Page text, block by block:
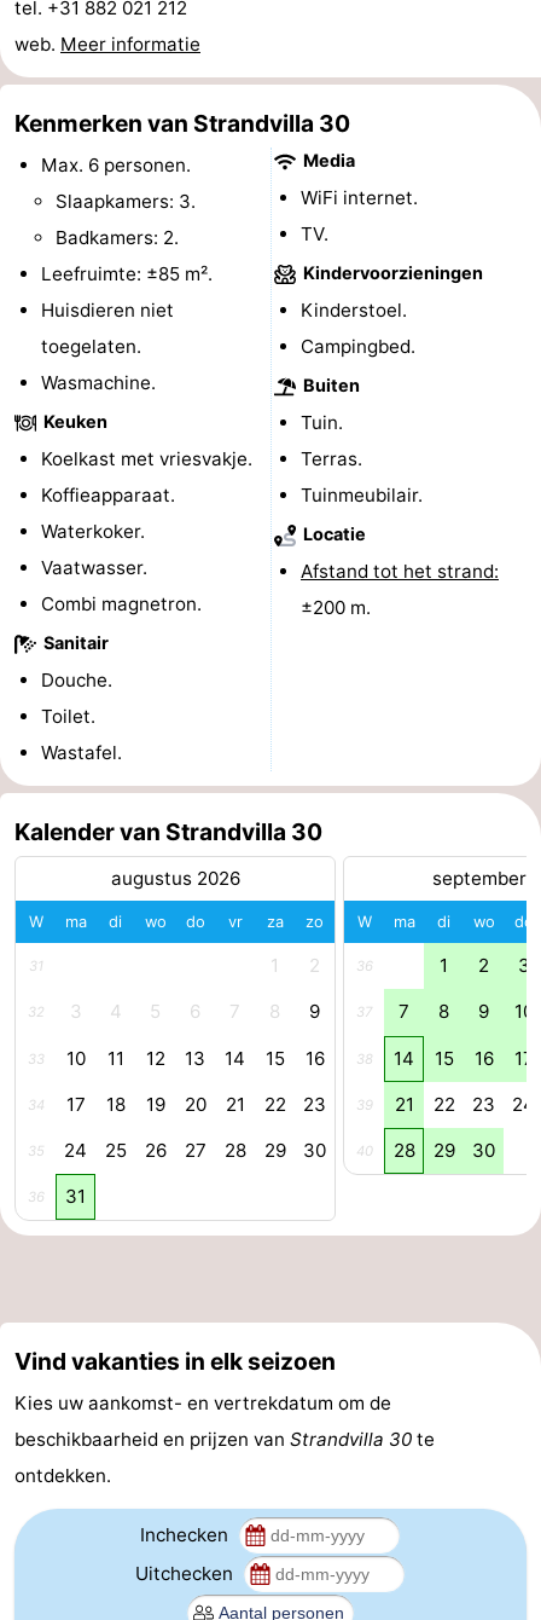
Holland
-
Natuur
Hollands
Duin
Noordwijk
Katwijk
-
Scheveningen
Den
-
Rockanje
Zeeland
Duiveland
-
Bruinisse
-
Natuur
Oosterschelde
-
Burgh
Haamstede
Natuur
Kop
Walcheren
Oranjezon
Oostkapelle
Natuur
Mantelingen
-
Zoutelande
-
Vlissingen
-
Contact
tel. +31 882 021 212
web. Meer informatie
Kenmerken van Strandvilla 30
Max. 6 personen.
Slaapkamers: 3.
Badkamers: 2.
Leefruimte: ±85 m².
Huisdieren niet
toegelaten.
Wasmachine.
Keuken
Koelkast met vriesvakje.
Koffieapparaat.
Waterkoker.
Vaatwasser.
Combi magnetron.
Sanitair
Douche.
Toilet.
Wastafel.
Media
WiFi internet.
TV.
Kindervoorzieningen
Kinderstoel.
Campingbed.
Buiten
Tuin.
Terras.
Tuinmeubilair.
Locatie
Afstand tot het strand:
±200 m.
Kalender van Strandvilla 30
augustus 2026
W ma di wo do vr za zo
31 1 2
32 3 4 5 6 7 8 9
33 10 11 12 13 14 15 16
34 17 18 19 20 21 22 23
35 24 25 26 27 28 29 30
36 31
september
W ma di wo do
36 1 2 3
37 7 8 9 10
38 14 15 16 17
39 21 22 23 24
40 28 29 30
Vind vakanties in elk seizoen
Kies uw aankomst- en vertrekdatum om de
beschikbaarheid en prijzen van Strandvilla 30 te
ontdekken.
Inchecken
Uitchecken